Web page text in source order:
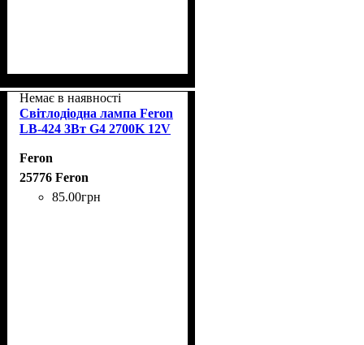
Немає в наявності
Світлодіодна лампа Feron
LB-424 3Вт G4 2700K 12V
Feron
25776 Feron
85.00грн